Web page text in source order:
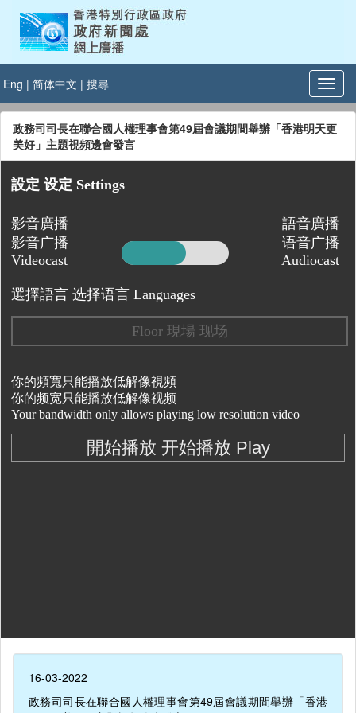
Eng | 简体中文 | 搜尋
政務司司長在聯合國人權理事會第49屆會議期間舉辦「香港明天更
美好」主題視頻邊會發言
16-03-2022
政務司司長在聯合國人權理事會第49屆會議期間舉辦「香港